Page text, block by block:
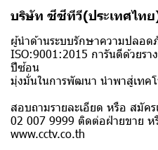
บริษัท ซีซีทีวี(ประเทศไท
ผู้นำด้านระบบรักษาความปลอ
ISO:9001:2015 การันตีด้วยร
ปีซ้อน
มุ่งมั่นในการพัฒนา นำพาสู่เทค
สอบถามรายละเอียด หรือ สมัค
02 007 9999 ติดต่อฝ่ายขาย ห
www.cctv.co.th